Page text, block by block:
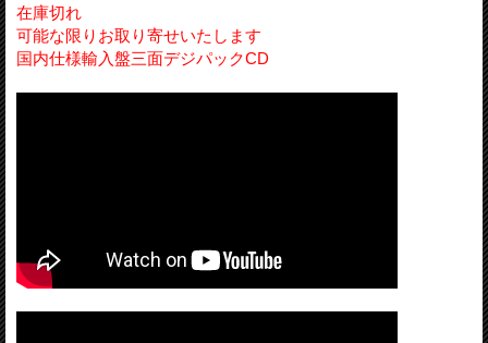
在庫切れ
可能な限りお取り寄せいたします
国内仕様輸入盤三面デジパックCD